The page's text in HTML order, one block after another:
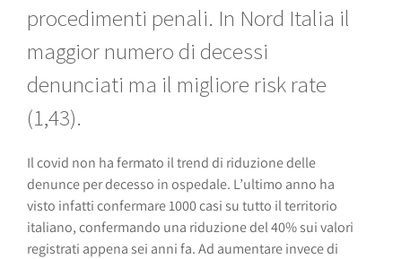
procedimenti penali. In Nord Italia il
maggior numero di decessi
denunciati ma il migliore risk rate
(1,43).
Il covid non ha fermato il trend di riduzione delle
denunce per decesso in ospedale. L’ultimo anno ha
visto infatti confermare 1000 casi su tutto il territorio
italiano, confermando una riduzione del 40% sui valori
registrati appena sei anni fa. Ad aumentare invece di